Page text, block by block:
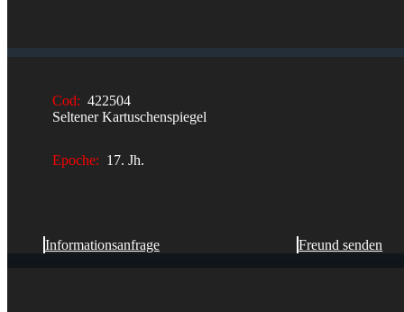
Cod: 422504
Seltener Kartuschenspiegel
Epoche: 17. Jh.
Informationsanfrage Freund senden